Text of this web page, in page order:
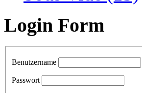
Login Form
Benutzername
Passwort